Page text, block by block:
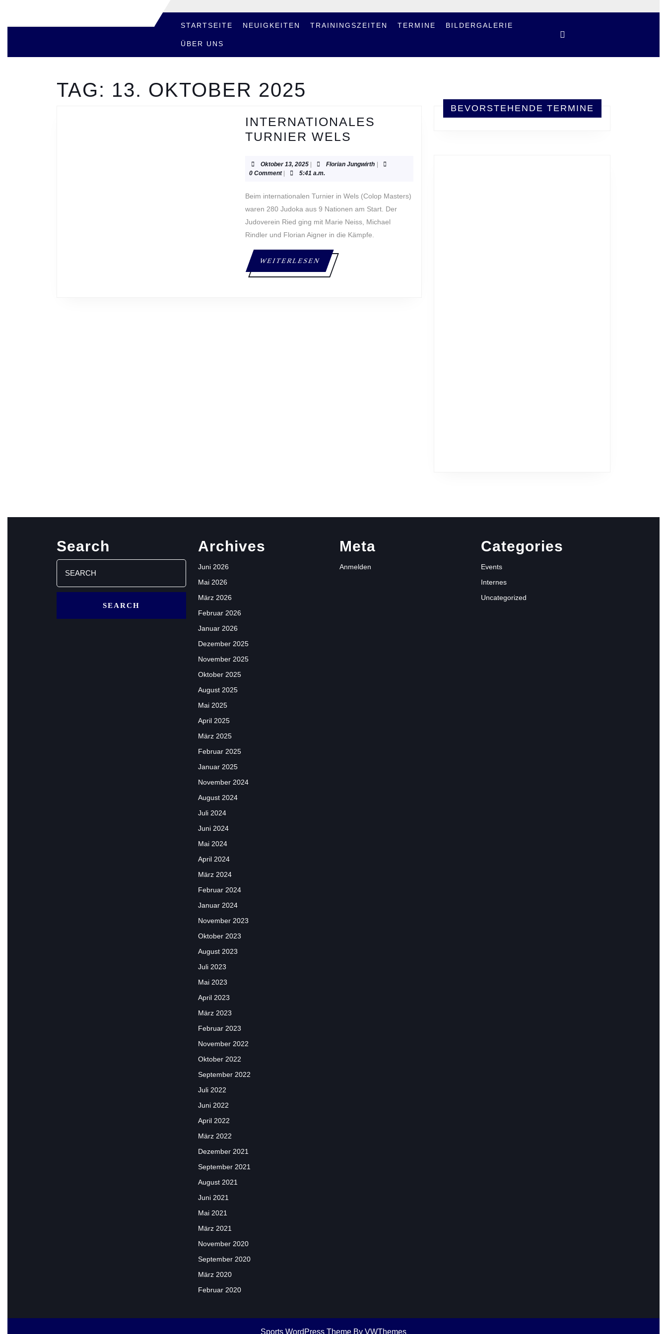
content
content
STARTSEITE NEUIGKEITEN TRAININGSZEITEN TERMINE BILDERGALERIE
ÜBER UNS
TAG: 13. OKTOBER 2025
INTERNATIONALES
TURNIER WELS
WELS
Oktober 13, 2025Oktober
13,
Florian JungwirthFlorian
0 Comment
5:41 a.m.
Beim internationalen Turnier in Wels (Colop Masters)
waren 280 Judoka aus 9 Nationen am Start. Der
Judoverein Ried ging mit Marie Neiss, Michael
Rindler und Florian Aigner in die Kämpfe.
WEITERLESENWEITERLESEN
BEVORSTEHENDE TERMINE
Search
Search
for:
Archives
Juni 2026
Mai 2026
März 2026
Februar 2026
Januar 2026
Dezember 2025
November 2025
Oktober 2025
August 2025
Mai 2025
April 2025
März 2025
Februar 2025
Januar 2025
November 2024
August 2024
Juli 2024
Juni 2024
Mai 2024
April 2024
März 2024
Februar 2024
Januar 2024
November 2023
Oktober 2023
August 2023
Juli 2023
Mai 2023
April 2023
März 2023
Februar 2023
November 2022
Oktober 2022
September 2022
Juli 2022
Juni 2022
April 2022
März 2022
Dezember 2021
September 2021
August 2021
Juni 2021
Mai 2021
März 2021
November 2020
September 2020
März 2020
Februar 2020
Meta
Anmelden
Categories
Events
Internes
Uncategorized
Sports WordPress Theme By VWThemes